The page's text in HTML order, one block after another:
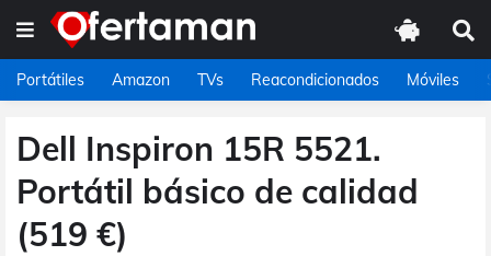
Portátiles Amazon TVs Reacondicionados Móviles
Dell Inspiron 15R 5521.
Portátil básico de calidad
(519 €)